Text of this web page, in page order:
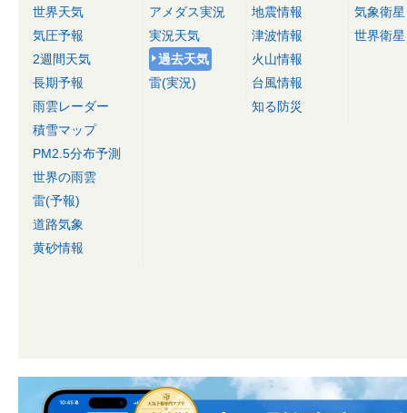
世界天気
気圧予報
2週間天気
長期予報
雨雲レーダー
積雪マップ
PM2.5分布予測
世界の雨雲
雷(予報)
道路気象
黄砂情報
アメダス実況
実況天気
過去天気
雷(実況)
地震情報
津波情報
火山情報
台風情報
知る防災
気象衛星
世界衛星